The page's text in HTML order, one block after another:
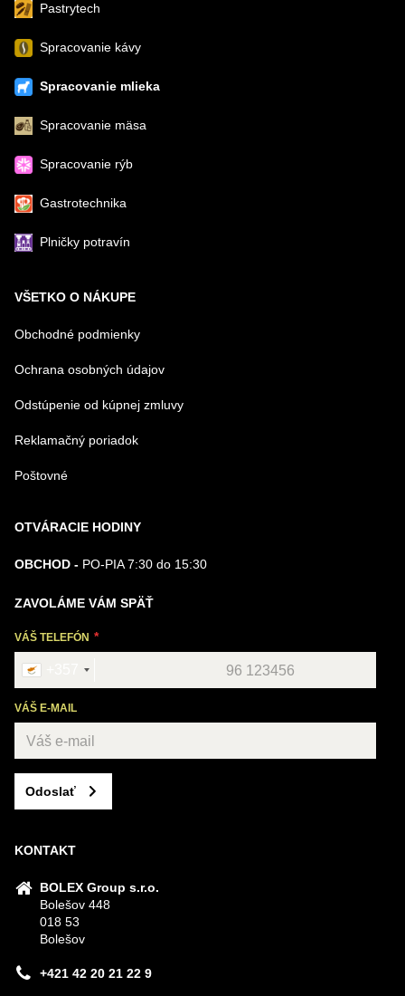
Pastrytech
Spracovanie kávy
Spracovanie mlieka
Spracovanie mäsa
Spracovanie rýb
Gastrotechnika
Plničky potravín
VŠETKO O NÁKUPE
Obchodné podmienky
Ochrana osobných údajov
Odstúpenie od kúpnej zmluvy
Reklamačný poriadok
Poštovné
OTVÁRACIE HODINY
OBCHOD - PO-PIA 7:30 do 15:30
ZAVOLÁME VÁM SPÄŤ
VÁŠ TELEFÓN
VÁŠ E-MAIL
Odoslať
KONTAKT
BOLEX Group s.r.o.
Bolešov 448
018 53
Bolešov
+421 42 20 21 22 9